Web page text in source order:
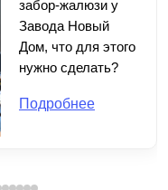
забор-жалюзи у
Завода Новый
Дом, что для этого
нужно сделать?
Подробнее